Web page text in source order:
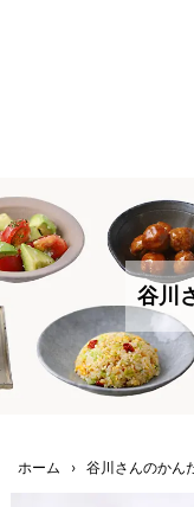
谷川
ホーム › 谷川さんのかん